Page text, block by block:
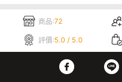
商品:72
評價:5.0 / 5.0